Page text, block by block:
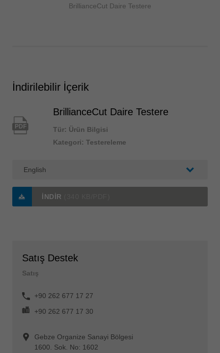
BrillianceCut Daire Testere
İndirilebilir İçerik
PDF
BrillianceCut Daire Testere
Tür: Ürün Bilgisi
Kategori: Testereleme
İNDIR
Satış Destek
Satış
+90 262 677 17 27
+90 262 677 17 30
Gebze Organize Sanayi Bölgesi
1600. Sok. No: 1602